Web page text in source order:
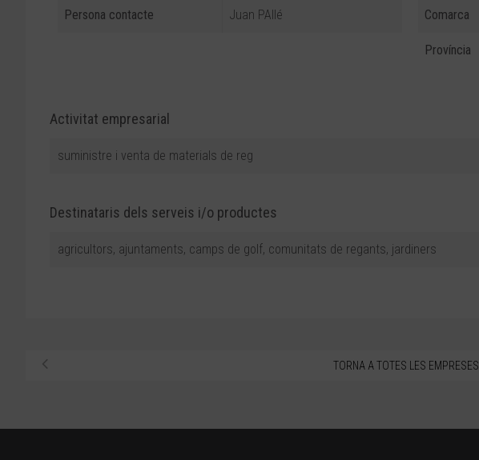
Persona contacte Juan PAllé Comarca
Província
Activitat empresarial
suministre i venta de materials de reg
Destinataris dels serveis i/o productes
agricultors, ajuntaments, camps de golf, comunitats de regants, jardiners
TORNA A TOTES LES EMPRESES